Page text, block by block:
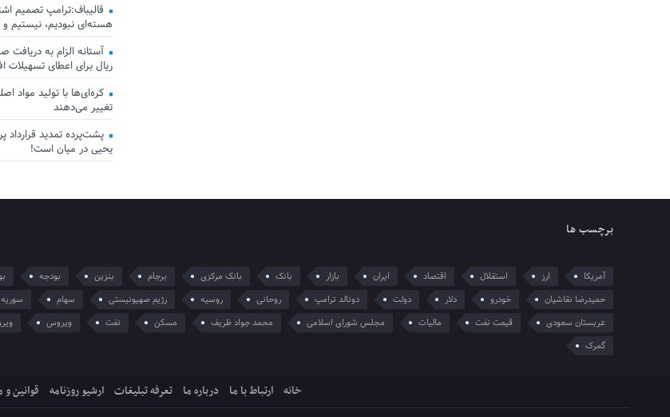
قالیباف:ترامپ تصمیم
هسته‌ای نبودیم، نیستیم
ریال برای اعطای تسهیلات
کره‌ای‌ها با تولید مواد
تغییر می‌دهند
پشت‌پرده تمدید قرارداد
یحیی در میان است!
برچسب ها
آمریکا ارز استقلال اقتصاد ایران بازار بانک بانک مرکزی برجام بنزین بودجه
حمیدرضا نقاشیان
خودرو دلار دولت دونالد ترامپ روحانی روسیه رژیم صهیونیستی سهام سوریه
عربستان سعودی
قیمت نفت مالیات مجلس شورای اسلامی محمد جواد ظریف مسکن نفت ویروس
گمرک
خانه ارتباط با ما درباره ما تعرفه تبلیغات ارشیو روزنامه قوانین